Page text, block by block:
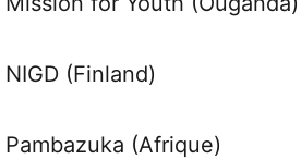
NIGD (Finland)
Pambazuka (Afrique)